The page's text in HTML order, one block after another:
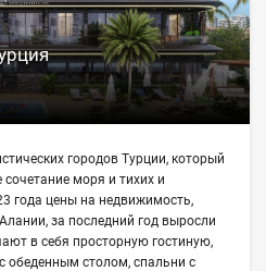
городов Турции, который
сочетание моря и тихих и
года цены на недвижимость,
за последний год выросли
в себя просторную гостиную,
обеденным столом, спальни с